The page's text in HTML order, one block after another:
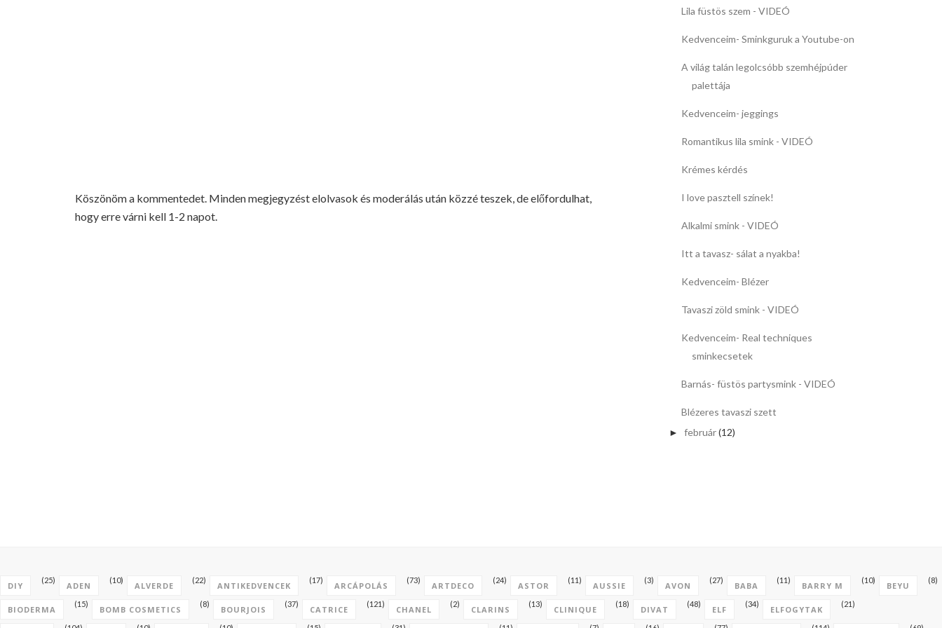
Köszönöm a kommentedet. Minden megjegyzést elolvasok és moderálás után közzé teszek, de előfordulhat,
hogy erre várni kell 1-2 napot.
Lila füstös szem - VIDEÓ
Kedvenceim- Sminkguruk a Youtube-on
A világ talán legolcsóbb szemhéjpúder
palettája
Kedvenceim- jeggings
Romantikus lila smink - VIDEÓ
Krémes kérdés
I love pasztell színek!
Alkalmi smink - VIDEÓ
Itt a tavasz- sálat a nyakba!
Kedvenceim- Blézer
Tavaszi zöld smink - VIDEÓ
Kedvenceim- Real techniques
sminkecsetek
Barnás- füstös partysmink - VIDEÓ
Blézeres tavaszi szett
► február(12)
DIY
(25)
ADEN
(10)
ALVERDE
(22)
ANTIKEDVENCEK
(17)
ARCÁPOLÁS
(73)
ARTDECO
(24)
ASTOR
(11)
AUSSIE
(3)
AVON
(27)
BABA
(11)
BARRY M
(10)
BEYU
(8)
BIODERMA
(15)
BOMB COSMETICS
(8)
BOURJOIS
(37)
CATRICE
(121)
CHANEL
(2)
CLARINS
(13)
CLINIQUE
(18)
DIVAT
(48)
ELF
(34)
ELFOGYTAK
(21)